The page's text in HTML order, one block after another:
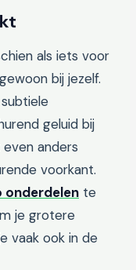
als iets voor
bij jezelf.
geluid bij
anders
voorkant.
onderdelen te
je grotere
vaak ook in de